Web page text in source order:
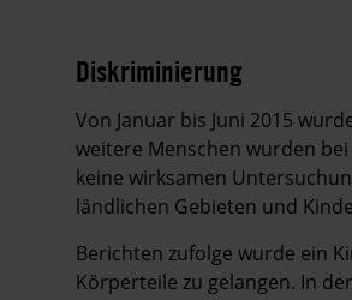
Diskriminierung
Von Januar bis Juni 2015
weitere Menschen wurden
keine wirksamen
ländlichen Gebieten und
Berichten zufolge wurde ein
Körperteile zu gelangen. In